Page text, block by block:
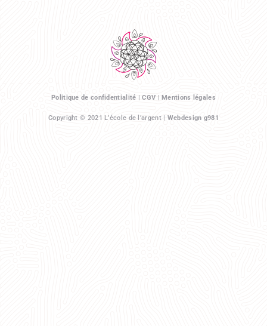
Copyright © 2021 L’école de l’argent | Webdesign g981
Politique de confidentialité |CGV Mentions légales